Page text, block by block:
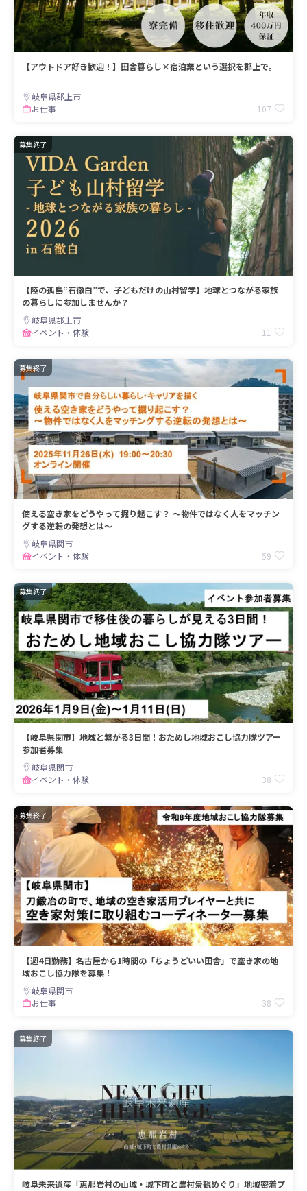
【アウトドア好き歓迎！】田舎暮らし×宿泊業という選択を郡上で。
岐阜県郡上市
お仕事
107
募集終了
【陸の孤島“石徹白”で、子どもだけの山村留学】地球とつながる家族
の暮らしに参加しませんか？
岐阜県郡上市
イベント・体験
11
募集終了
使える空き家をどうやって掘り起こす？ ～物件ではなく人をマッチン
グする逆転の発想とは～
岐阜県関市
イベント・体験
59
募集終了
【岐阜県関市】地域と繋がる3日間！おためし地域おこし協力隊ツアー
参加者募集
岐阜県関市
イベント・体験
38
募集終了
【週4日勤務】名古屋から1時間の「ちょうどいい田舎」で空き家の地
域おこし協力隊を募集！
岐阜県関市
お仕事
38
募集終了
岐阜未来遺産「恵那岩村の山城・城下町と農村景観めぐり」地域密着プ